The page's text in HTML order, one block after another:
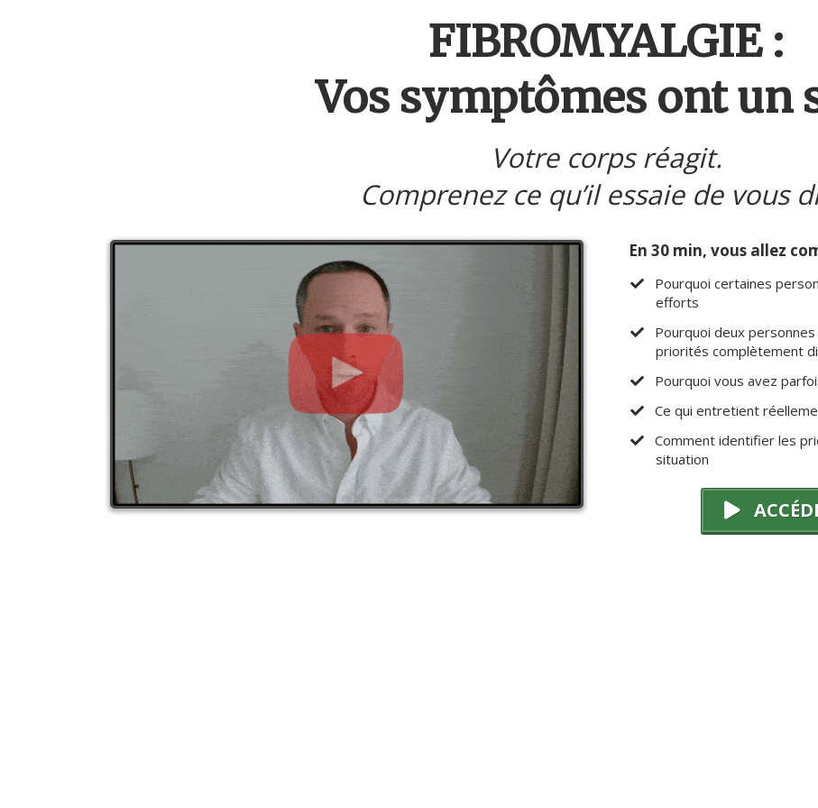
FIBROMYALGIE :
Vos symptômes ont un
Votre corps réagit.
Comprenez ce qu’il essaie de vous
En 30 min, vous allez
​Pourquoi certaines
efforts
​Pourquoi deux
priorités complètement
​Pourquoi vous avez
​​Ce qui entretient
​Comment identifier les
situation